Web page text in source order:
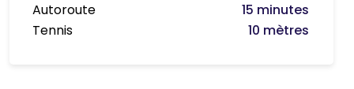
Autoroute
15 minutes
Tennis
10 mètres